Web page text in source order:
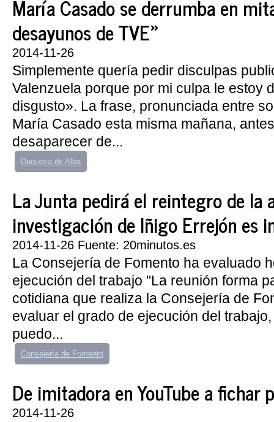
María Casado se derrumba en
desayunos de TVE»
2014-11-26
Simplemente quería pedir disculpas
Valenzuela porque por mi culpa le estoy
disgusto». La frase, pronunciada entre
María Casado esta misma mañana,
desaparecer de...
Duquesa de Alba
La Junta pedirá el reintegro de la
investigación de Iñigo Errejón es
2014-11-26 Fuente: 20minutos.es
La Consejería de Fomento ha evaluado
ejecución del trabajo "La reunión forma
cotidiana que realiza la Consejería de
evaluar el grado de ejecución del
puedo...
Consejería de Fomento
De imitadora en YouTube a fichar
2014-11-26